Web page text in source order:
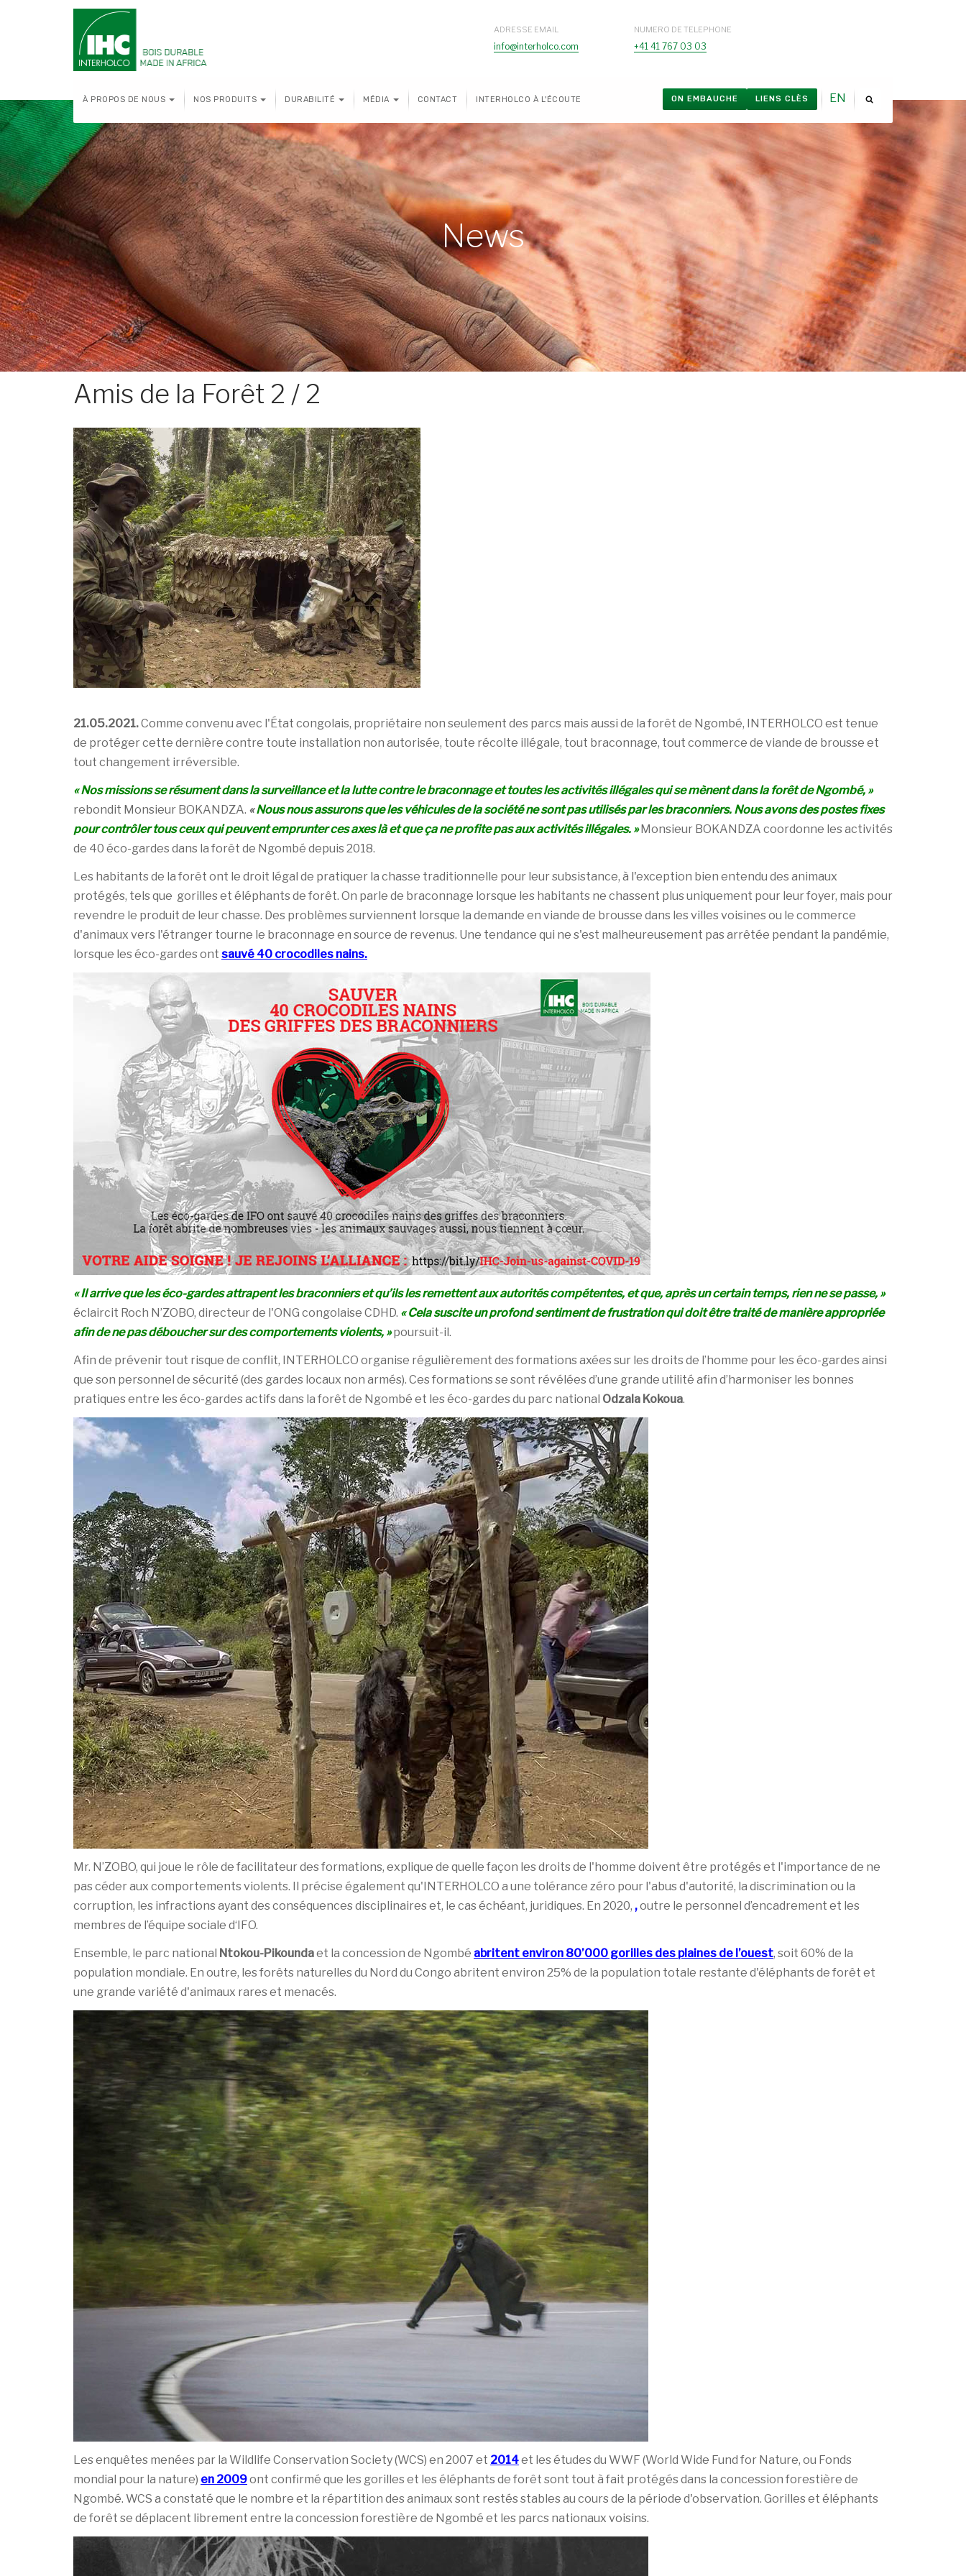
ADRESSE EMAIL
info@interholco.com
NUMERO DE TELEPHONE
+41 41 767 03 03
À PROPOS DE NOUS NOS PRODUITS DURABILITÉ MÉDIA CONTACT INTERHOLCO À L'ÉCOUTE EN
ON EMBAUCHE LIENS CLÈS
News
Amis de la Forêt 2 / 2
21.05.2021.Comme convenu avec l'État congolais, propriétaire non seulement des parcs mais aussi de la forêt de Ngombé, INTERHOLCO est tenue
de protéger cette dernière contre toute installation non autorisée, toute récolte illégale, tout braconnage, tout commerce de viande de brousse et
tout changement irréversible.
« Nos missions se résument dans la surveillance et la lutte contre le braconnage et toutes les activités illégales qui se mènent dans la forêt de Ngombé, »
rebondit Monsieur BOKANDZA. «Nous nous assurons que les véhicules de la société ne sont pas utilisés par les braconniers. Nous avons des postes fixes
pour contrôler tous ceux qui peuvent emprunter ces axes là et que ça ne profite pas aux activités illégales. » Monsieur BOKANDZA coordonne les activités
de 40 éco-gardes dans la forêt de Ngombé depuis 2018.
Les habitants de la forêt ont le droit légal de pratiquer la chasse traditionnelle pour leur subsistance, à l'exception bien entendu des animaux
protégés, tels que gorilles et éléphants de forêt. On parle de braconnage lorsque les habitants ne chassent plus uniquement pour leur foyer, mais pour
revendre le produit de leur chasse. Des problèmes surviennent lorsque la demande en viande de brousse dans les villes voisines ou le commerce
d'animaux vers l'étranger tourne le braconnage en source de revenus. Une tendance qui ne s'est malheureusement pas arrêtée pendant la pandémie,
lorsque les éco-gardes ont sauvé 40 crocodiles nains.
« Il arrive que les éco-gardes attrapent les braconniers et qu’ils les remettent aux autorités compétentes, et que, après un certain temps, rien ne se passe, »
éclaircit Roch N’ZOBO, directeur de l'ONG congolaise CDHD. « Cela suscite un profond sentiment de frustration qui doit être traité de manière appropriée
afin de ne pas déboucher sur des comportements violents, »poursuit-il.
Afin de prévenir tout risque de conflit, INTERHOLCO organise régulièrement des formations axées sur les droits de l’homme pour les éco-gardes ainsi
que son personnel de sécurité (des gardes locaux non armés). Ces formations se sont révélées d’une grande utilité afin d’harmoniser les bonnes
pratiques entre les éco-gardes actifs dans la forêt de Ngombé et les éco-gardes du parc national Odzala Kokoua.
Mr. N’ZOBO, qui joue le rôle de facilitateur des formations, explique de quelle façon les droits de l'homme doivent être protégés et l'importance de ne
pas céder aux comportements violents. Il précise également qu'INTERHOLCO a une tolérance zéro pour l'abus d'autorité, la discrimination ou la
corruption, les infractions ayant des conséquences disciplinaires et, le cas échéant, juridiques. En 2020, ,outre le personnel d’encadrement et les
membres de l’équipe sociale d‘IFO.
Ensemble, le parc national Ntokou-Pikoundaet la concession de Ngombé abritent environ 80’000 gorilles des plaines de l’ouest, soit 60% de la
population mondiale. En outre, les forêts naturelles du Nord du Congo abritent environ 25% de la population totale restante d'éléphants de forêt et
une grande variété d'animaux rares et menacés.
Les enquêtes menées par la Wildlife Conservation Society (WCS) en 2007 et 2014et les études du WWF (World Wide Fund for Nature, ou Fonds
mondial pour la nature) en 2009ont confirmé que les gorilles et les éléphants de forêt sont tout à fait protégés dans la concession forestière de
Ngombé. WCS a constaté que le nombre et la répartition des animaux sont restés stables au cours de la période d'observation. Gorilles et éléphants
de forêt se déplacent librement entre la concession forestière de Ngombé et les parcs nationaux voisins.